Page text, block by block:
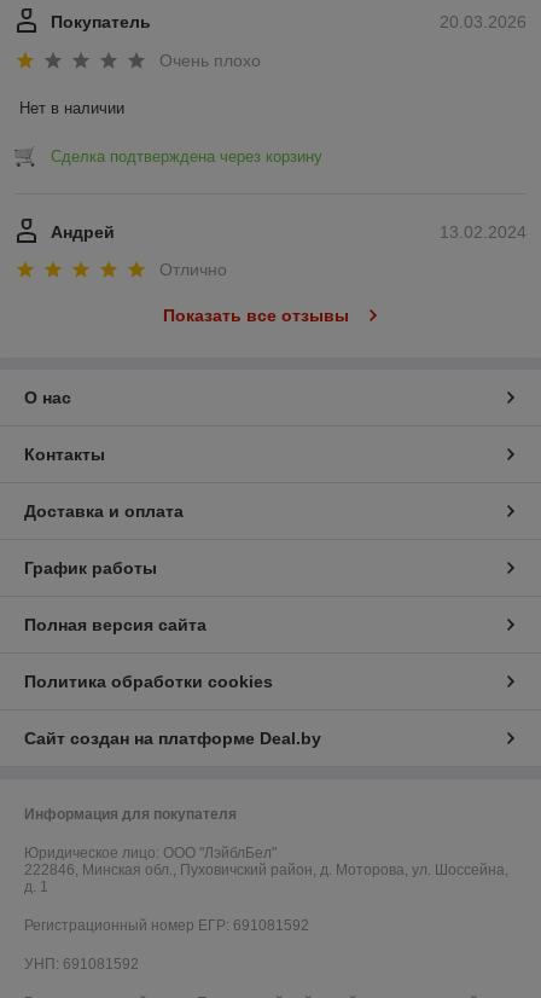
20.03.2026
Покупатель
Очень плохо
Нет в наличии
Сделка подтверждена через корзину
13.02.2024
Андрей
Отлично
Показать все отзывы
О нас
Контакты
Доставка и оплата
График работы
Полная версия сайта
Политика обработки cookies
Сайт создан на платформе Deal.by
Информация для покупателя
Юридическое лицо: ООО "ЛэйблБел"
222846, Минская обл., Пуховичский район, д. Моторова, ул. Шоссейна,
д. 1
Регистрационный номер ЕГР: 691081592
УНП: 691081592